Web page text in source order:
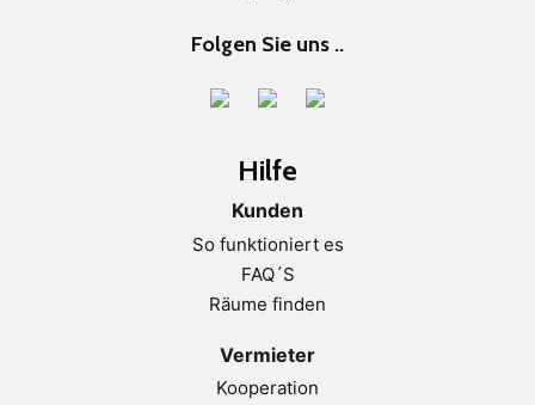
Folgen Sie uns ..
Hilfe
Kunden
So funktioniert es
FAQ´S
Räume finden
Vermieter
Kooperation